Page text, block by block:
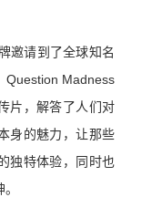
邀请到了全球知名
Question Madness
片，解答了人们对
身的魅力，让那些
独特体验，同时也